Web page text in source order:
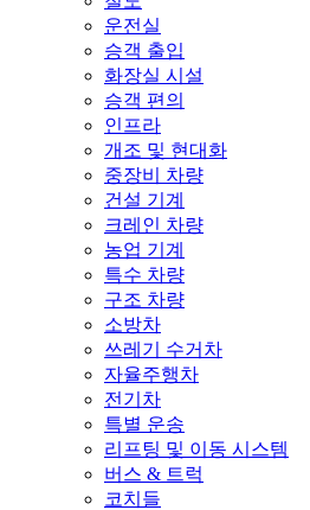
운전실
승객 출입
화장실 시설
승객 편의
인프라
개조 및 현대화
중장비 차량
건설 기계
크레인 차량
농업 기계
특수 차량
구조 차량
소방차
쓰레기 수거차
자율주행차
전기차
특별 운송
리프팅 및 이동 시스템
버스 & 트럭
코치들